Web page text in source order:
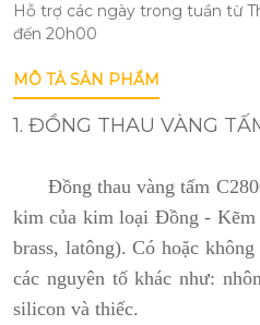
Hỗ trợ các ngày trong tuần từ
đến 20h00
MÔ TẢ SẢN PHẨM
1. ĐỒNG THAU VÀNG
Đồng thau vàng tấm
kim của kim loại Đồng - Kẽm
brass, latông). Có hoặc
các nguyên tố khác như:
silicon và thiếc.